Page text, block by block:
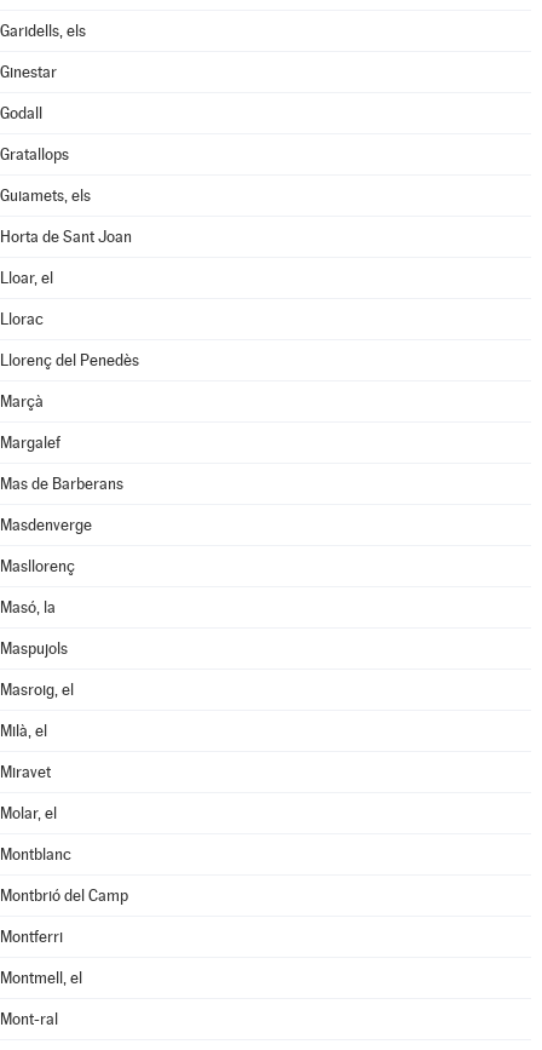
Garidells, els
Ginestar
Godall
Gratallops
Guiamets, els
Horta de Sant Joan
Lloar, el
Llorac
Llorenç del Penedès
Marçà
Margalef
Mas de Barberans
Masdenverge
Masllorenç
Masó, la
Maspujols
Masroig, el
Milà, el
Miravet
Molar, el
Montblanc
Montbrió del Camp
Montferri
Montmell, el
Mont-ral